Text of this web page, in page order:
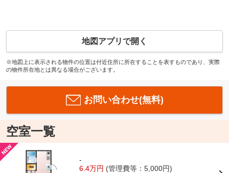
地図アプリで開く
※地図上に表示される物件の位置は付近住所に所在することを表すものであり、実際
の物件所在地とは異なる場合がございます。
お問い合わせ(無料)
空室一覧
-
6.4万円 (管理費等：5,000円)